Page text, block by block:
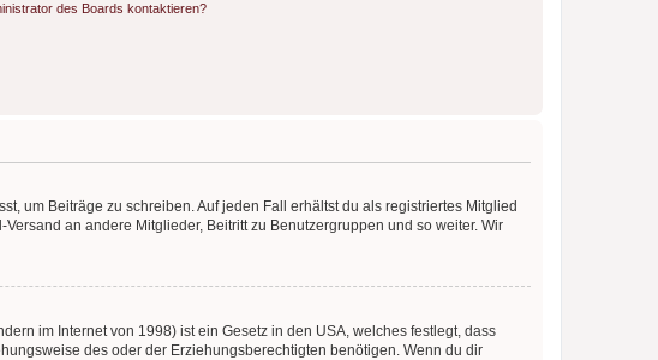
des Boards kontaktieren?
um Beiträge zu schreiben. Auf jeden Fall erhältst du als registriertes Mitglied
an andere Mitglieder, Beitritt zu Benutzergruppen und so weiter. Wir
im Internet von 1998) ist ein Gesetz in den USA, welches festlegt, dass
des oder der Erziehungsberechtigten benötigen. Wenn du dir